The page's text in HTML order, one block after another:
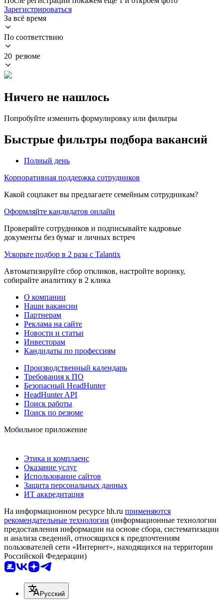
Зарегистрироваться
За всё время
По соответствию
20 резюме
Ничего не нашлось
Попробуйте изменить формулировку или фильтры
Быстрые фильтры подбора вакансий
Полный день
Корпоративная поддержка сотрудников
Какой соцпакет вы предлагаете семейным сотрудникам?
Оформляйте кандидатов онлайн
Проверяйте сотрудников и подписывайте кадровые
документы без бумаг и личных встреч
Ускорьте подбор в 2 раза с Talantix
Автоматизируйте сбор откликов, настройте воронку,
собирайте аналитику в 2 клика
О компании
Наши вакансии
Партнерам
Реклама на сайте
Новости и статьи
Инвесторам
Кандидаты по профессиям
Производственный календарь
Требования к ПО
Безопасный HeadHunter
HeadHunter API
Поиск работы
Поиск по резюме
Мобильное приложение
Этика и комплаенс
Оказание услуг
Использование сайтов
Защита персональных данных
ИТ аккредитация
На информационном ресурсе hh.ru применяются
рекомендательные технологии (информационные технологии
предоставления информации на основе сбора, систематизации
и анализа сведений, относящихся к предпочтениям
пользователей сети «Интернет», находящихся на территории
Российской Федерации)
Русский